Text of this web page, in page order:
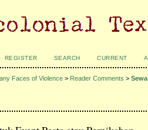
REGISTER SEARCH CURRENT
Faces of Violence > Reader Comments >